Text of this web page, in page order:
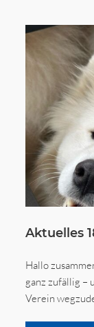
Aktuelles
Hallo
ganz zufällig –
Verein